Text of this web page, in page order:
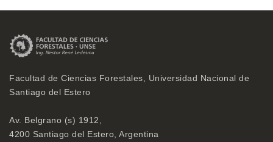
Facultad de Ciencias Forestales, Universidad Nacional de
Santiago del Estero
Av. Belgrano (s) 1912,
4200 Santiago del Estero, Argentina